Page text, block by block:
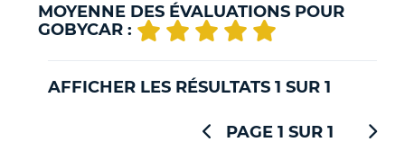
MOYENNE DES ÉVALUATIONS POUR
GOBYCAR :
AFFICHER LES RÉSULTATS 1 SUR 1
PAGE 1 SUR 1